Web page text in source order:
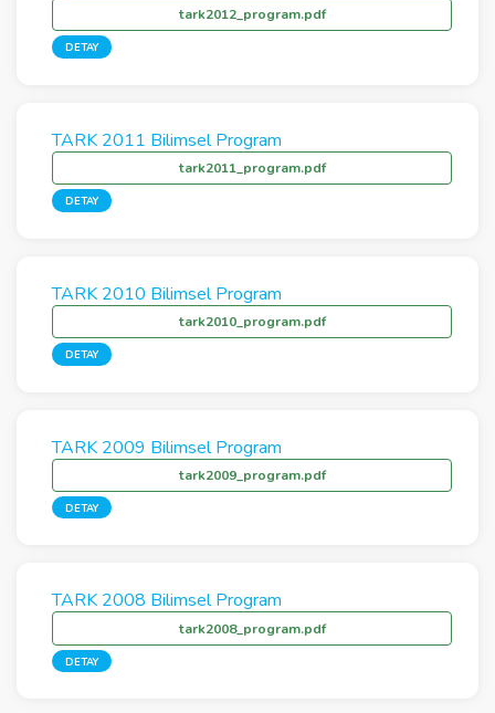
tark2012_program.pdf
DETAY
TARK 2011 Bilimsel Program
tark2011_program.pdf
DETAY
TARK 2010 Bilimsel Program
tark2010_program.pdf
DETAY
TARK 2009 Bilimsel Program
tark2009_program.pdf
DETAY
TARK 2008 Bilimsel Program
tark2008_program.pdf
DETAY